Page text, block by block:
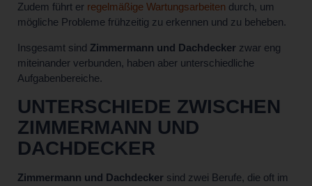
Zudem führt er regelmäßige Wartungsarbeiten durch, um
mögliche Probleme frühzeitig zu erkennen und zu beheben.
Insgesamt sind Zimmermann und Dachdecker zwar eng
miteinander verbunden, haben aber unterschiedliche
Aufgabenbereiche.
UNTERSCHIEDE ZWISCHEN
ZIMMERMANN UND
DACHDECKER
Zimmermann und Dachdecker sind zwei Berufe, die oft im